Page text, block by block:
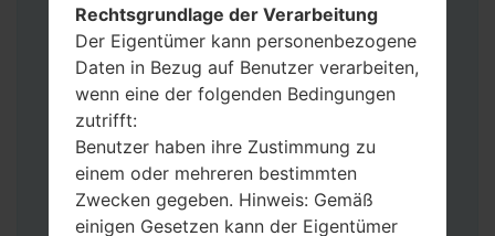
Wenn Sie das Telefon flashen und auf die
Werkseinstellungen zurücksetzen
möchten, wählen Sie CSC_***, in einem
anderen Fall wählen Sie HOME_CSC_***
um Ihre Daten zu speichern.
Jetzt schalten Sie das Gerät aus und
aktivieren Sie Download-Modus. Alle
Methoden, wie es geht:
Halten Sie die Power-, Lautstärke- und
Rechtsgrundlage der Verarbeitung
Der Eigentümer kann personenbezogene
Daten in Bezug auf Benutzer verarbeiten,
wenn eine der folgenden Bedingungen
zutrifft:
Benutzer haben ihre Zustimmung zu
einem oder mehreren bestimmten
Zwecken gegeben. Hinweis: Gemäß
einigen Gesetzen kann der Eigentümer